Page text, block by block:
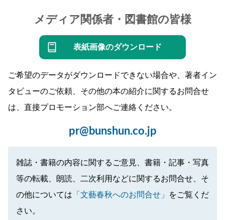
メディア関係者・図書館の皆様
表紙画像のダウンロード
ご希望のデータがダウンロードできない場合や、著者イン
タビューのご依頼、その他の本の紹介に関するお問合せ
は、直接プロモーション部へご連絡ください。
pr@bunshun.co.jp
雑誌・書籍の内容に関するご意見、書籍・記事・写真
等の転載、朗読、二次利用などに関するお問合せ、そ
の他については 「文藝春秋へのお問合せ」
をご覧くだ
さい。